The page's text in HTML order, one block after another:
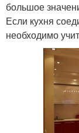
большое
Если кухня
необходимо